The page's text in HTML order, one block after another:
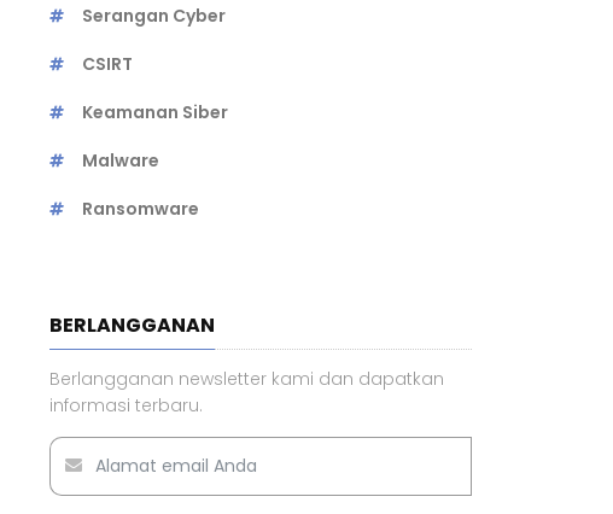
Serangan Cyber
CSIRT
Keamanan Siber
Malware
Ransomware
BERLANGGANAN
Berlangganan newsletter kami dan dapatkan
informasi terbaru.